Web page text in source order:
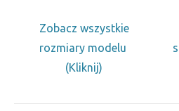
Zobacz wszystkie
rozmiary modelu
(Kliknij)